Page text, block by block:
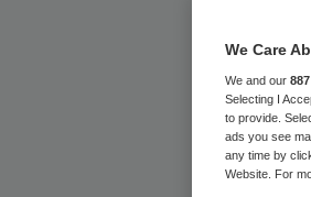
We Care
We and our 887
Selecting I
to provide.
ads you see
any time by
Website. For